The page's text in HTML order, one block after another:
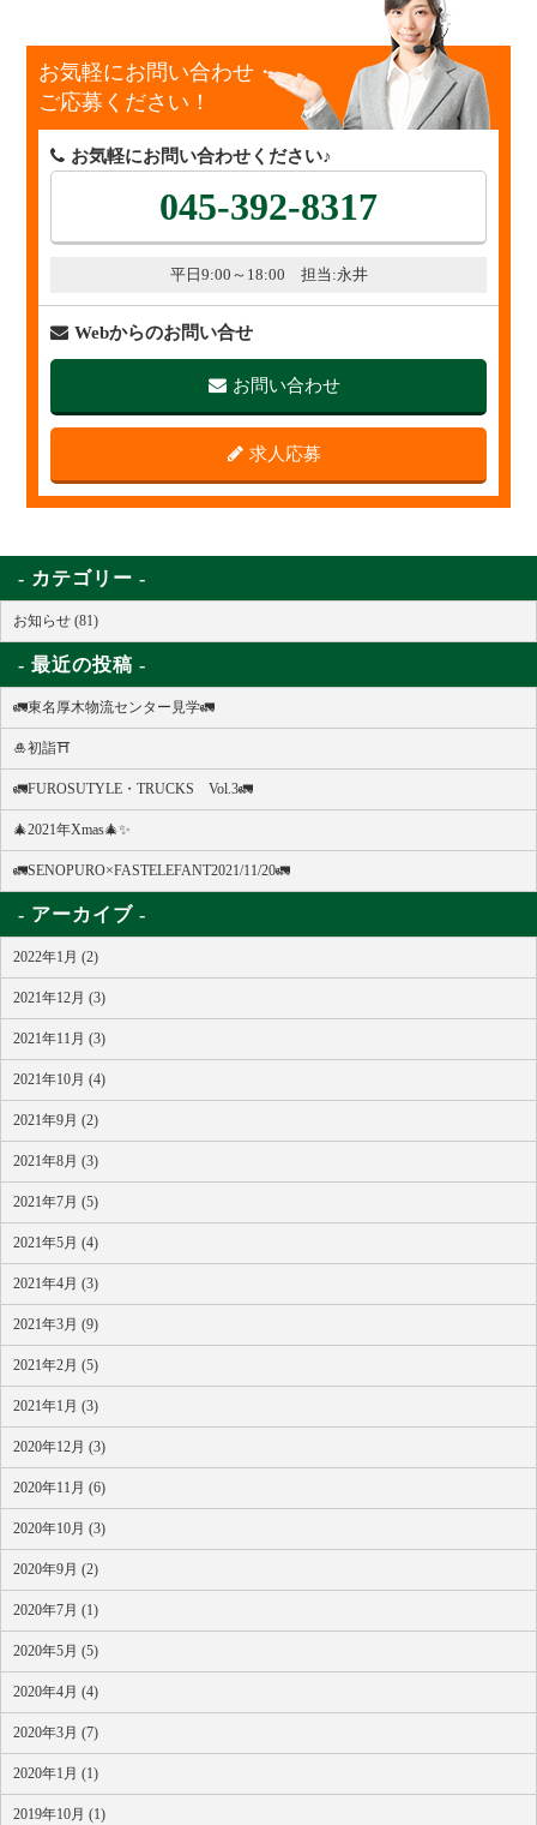
お気軽にお問い合わせ・
ご応募ください！
お気軽にお問い合わせください♪
045-392-8317
平日9:00～18:00 担当:永井
Webからのお問い合せ
お問い合わせ
求人応募
カテゴリー
お知らせ (81)
最近の投稿
🚛東名厚木物流センター見学🚛
🎍初詣⛩
🚛FUROSUTYLE・TRUCKS Vol.3🚛
🎄2021年Xmas🎄✨
🚛SENOPURO×FASTELEFANT2021/11/20🚛
アーカイブ
2022年1月 (2)
2021年12月 (3)
2021年11月 (3)
2021年10月 (4)
2021年9月 (2)
2021年8月 (3)
2021年7月 (5)
2021年5月 (4)
2021年4月 (3)
2021年3月 (9)
2021年2月 (5)
2021年1月 (3)
2020年12月 (3)
2020年11月 (6)
2020年10月 (3)
2020年9月 (2)
2020年7月 (1)
2020年5月 (5)
2020年4月 (4)
2020年3月 (7)
2020年1月 (1)
2019年10月 (1)